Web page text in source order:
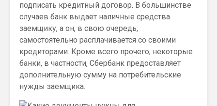
подписать кредитный договор. В большинстве
случаев банк выдает наличные средства
заемщику, а он, в свою очередь,
самостоятельно расплачивается со своими
кредиторами. Кроме всего прочего, некоторые
банки, в частности, Сбербанк предоставляет
дополнительную сумму на потребительские
нужды заемщика.